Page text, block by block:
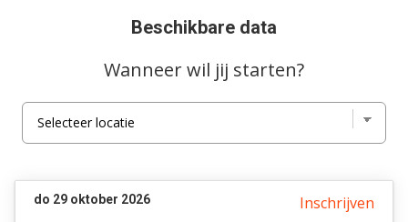
Beschikbare data
Wanneer wil jij starten?
do 29 oktober 2026 Inschrijven